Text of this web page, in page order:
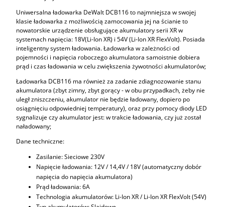
Uniwersalna ładowarka DeWalt DCB116 to najmniejsza w swojej
klasie ładowarka z możliwością zamocowania jej na ścianie to
nowatorskie urządzenie obsługujące akumulatory serii XR w
systemach napięcia: 18V(Li-Ion XR) i 54V (Li-Ion XR FlexVolt). Posiada
inteligentny system ładowania. Ładowarka w zależności od
pojemności i napięcia roboczego akumulatora samoistnie dobiera
prąd i czas ładowania w celu zwiększenia żywotności akumulatorów;
Ładowarka DCB116 ma również za zadanie zdiagnozowanie stanu
akumulatora (zbyt zimny, zbyt gorący - w obu przypadkach, żeby nie
uległ zniszczeniu, akumulator nie będzie ładowany, dopiero po
osiągnięciu odpowiedniej temperatury), oraz przy pomocy diody LED
sygnalizuje czy akumulator jest: w trakcie ładowania, czy już został
naładowany;
Dane techniczne:
Zasilanie: Sieciowe 230V
Napięcie ładowania: 12V / 14,4V / 18V (automatyczny dobór
napięcia do napięcia akumulatora)
Prąd ładowania: 6A
Technologia akumulatorów: Li-Ion XR / Li-Ion XR FlexVolt (54V)